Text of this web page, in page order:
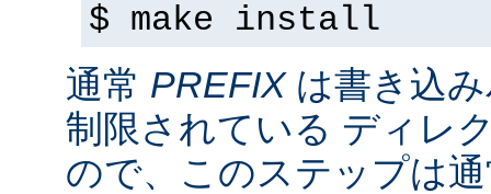
$ make install
通常 PREFIXは書き込
制限されている ディレ
ので、このステップは